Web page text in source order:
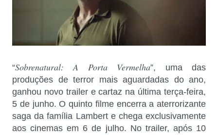
“Sobrenatural: A Porta Vermelha”, uma das
produções de terror mais aguardadas do ano,
ganhou novo trailer e cartaz na última terça-feira,
5 de junho. O quinto filme encerra a aterrorizante
saga da família Lambert e chega exclusivamente
aos cinemas em 6 de julho. No trailer, após 10